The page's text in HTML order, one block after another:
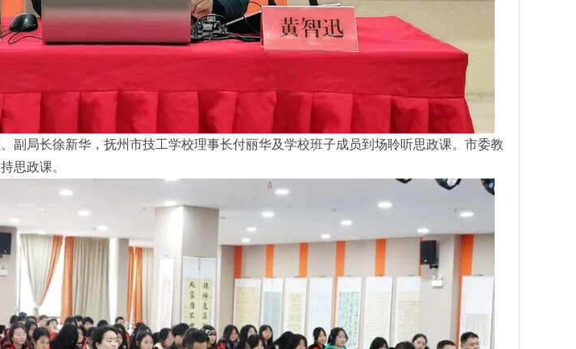
副局长徐新华，抚州市技工学校理事长付丽华及学校班子成员到场聆听思政课。市委教
思政课。